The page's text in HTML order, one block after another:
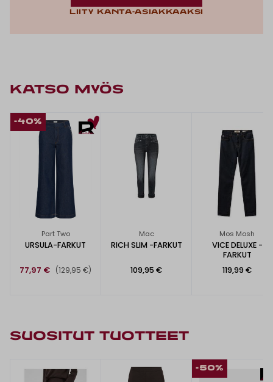
Liity kanta-asiakkaaksi
KATSO MYÖS
-40%
Part Two
URSULA-FARKUT
77,97 € (129,95 €)
Mac
RICH SLIM -FARKUT
109,95 €
Mos Mosh
VICE DELUXE -
FARKUT
119,99 €
SUOSITUT TUOTTEET
-50%